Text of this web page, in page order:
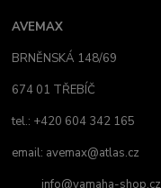
AVEMAX
BRNĚNSKÁ 148/69
674 01 TŘEBÍČ
tel.: +420 604 342 165
email: avemax@atlas.cz
info@yamaha-shop.cz